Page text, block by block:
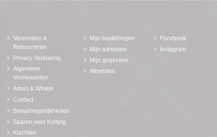
Verzenden &
Retourneren
Privacy Verklaring
Algemene
Voorwaarden
Adres & Winkel
Contact
Betaalmogelijkheden
Sparen voor Korting
Klachten
Mijn bestellingen
Mijn adressen
Mijn gegevens
Afmelden
Facebook
Instagram